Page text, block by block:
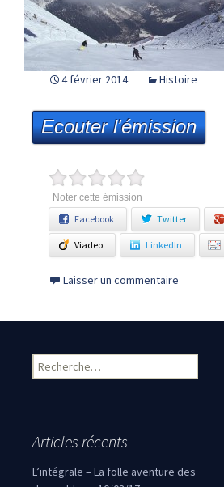
4 février 2014 Histoire
Ecouter l'émission
Noter cette émission
Facebook Twitter
Viadeo LinkedIn
Laisser un commentaire
Rechercher :
Articles récents
L’intégrale – La folle aventure des